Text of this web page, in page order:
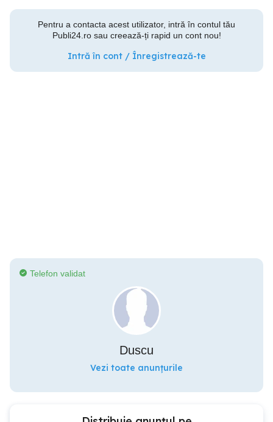
Pentru a contacta acest utilizator, intră în contul tău
Publi24.ro sau creează-ți rapid un cont nou!
Intră în cont / Înregistrează-te
Telefon validat
Duscu
Vezi toate anunțurile